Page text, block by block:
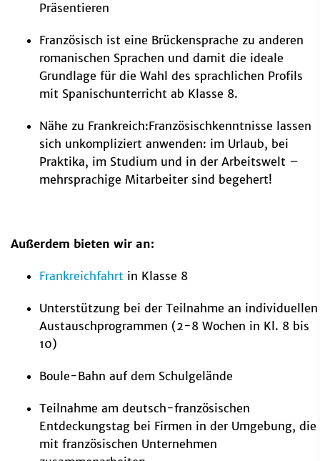
Präsentieren
Französisch ist eine Brückensprache zu anderen
romanischen Sprachen und damit die ideale
Grundlage für die Wahl des sprachlichen Profils
mit Spanischunterricht ab Klasse 8.
Nähe zu Frankreich:Französischkenntnisse lassen
sich unkompliziert anwenden: im Urlaub, bei
Praktika, im Studium und in der Arbeitswelt –
mehrsprachige Mitarbeiter sind begehert!
Außerdem bieten wir an:
Frankreichfahrt in Klasse 8
Unterstützung bei der Teilnahme an individuellen
Austauschprogrammen (2-8 Wochen in Kl. 8 bis
10)
Boule-Bahn auf dem Schulgelände
Teilnahme am deutsch-französischen
Entdeckungstag bei Firmen in der Umgebung, die
mit französischen Unternehmen